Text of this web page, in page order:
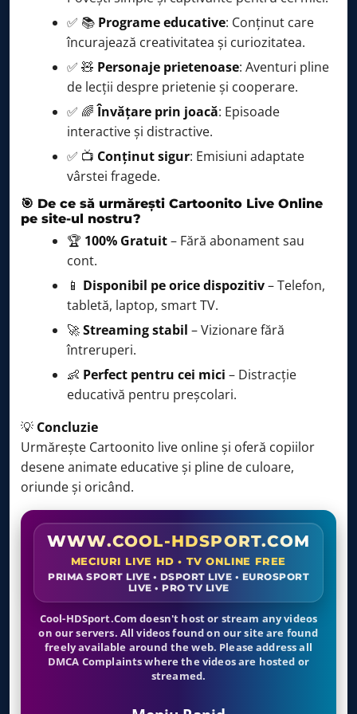
18:40 – 18:54 Grizzy şi lemingii
Batroți
19:05 – 19:19 Batroți
19:20 – 19:29 Batroți
19:30 – 19:49 Batroți
Bugs Bunny Constructorii
20:00 – 20:14 Bugs Bunny Constructorii
20:15 – 20:24 Bugs Bunny Constructorii
20:45 – 20:54 Mr. Bean: Seria animată
20:55 – 21:09 Mr. Bean: Seria animată
21:10 – 21:19 Mr. Bean: Seria animată
21:20 – 21:39 Mr. Bean: Seria animată
21:40 – 21:44 Grizzy şi lemingii
21:45 – 21:49
21:50 – 21:59 Grizzy şi lemingii
22:00 – 22:09 Grizzy şi lemingii
22:10 – 22:19 Grizzy şi lemingii
22:20 – 22:24 Grizzy şi lemingii
22:25 – 22:29 Grizzy şi lemingii
Grizzy şi lemingii
22:45 – 22:49 Grizzy şi lemingii
22:50 – 22:59 Grizzy şi lemingii
Grizzy şi lemingii
✅ 📚 Programe educative: Conținut care
încurajează creativitatea și curiozitatea.
✅ 🧸 Personaje prietenoase: Aventuri pline
de lecții despre prietenie și cooperare.
✅ 🌈Învățare prin joacă: Episoade
interactive și distractive.
✅ 📺 Conținut sigur: Emisiuni adaptate
vârstei fragede.
🎯 De ce să urmărești Cartoonito Live Online
pe site-ul nostru?
🏆 100% Gratuit– Fără abonament sau
cont.
📱 Disponibil pe orice dispozitiv– Telefon,
tabletă, laptop, smart TV.
🚀Streaming stabil – Vizionare fără
întreruperi.
👶 Perfect pentru cei mici – Distracție
educativă pentru preșcolari.
💡 Concluzie
Urmărește Cartoonito live online și oferă copiilor
desene animate educative și pline de culoare,
oriunde și oricând.
WWW.COOL-HDSPORT.COM
MECIURI LIVE HD • TV ONLINE FREE
PRIMA SPORT LIVE • DSPORT LIVE • EUROSPORT
LIVE • PRO TV LIVE
Cool-HDSport.Com doesn't host or stream any videos
on our servers. All videos found on our site are found
freely available around the web. Please address all
DMCA Complaints where the videos are hosted or
streamed.